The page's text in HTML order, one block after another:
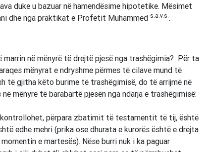
duke u bazuar në hamendësime hipotetike. Mësimet
dhe nga praktikat e Profetit Muhammed s.a.v.s..
në mënyrë të drejtë pjesë nga trashëgimia? Për ta
mënyrat e ndryshme përmes të cilave mund të
të gjitha këto burime të trashëgimisë, do të arrijmë në
mënyrë të barabartë pjesën nga ndarja e trashëgimisë:
kontrollohet, përpara zbatimit të testamentit të tij, është
edhe mehri (prika ose dhurata e kurorës është e drejta
e martesës). Nëse burri nuk i ka paguar